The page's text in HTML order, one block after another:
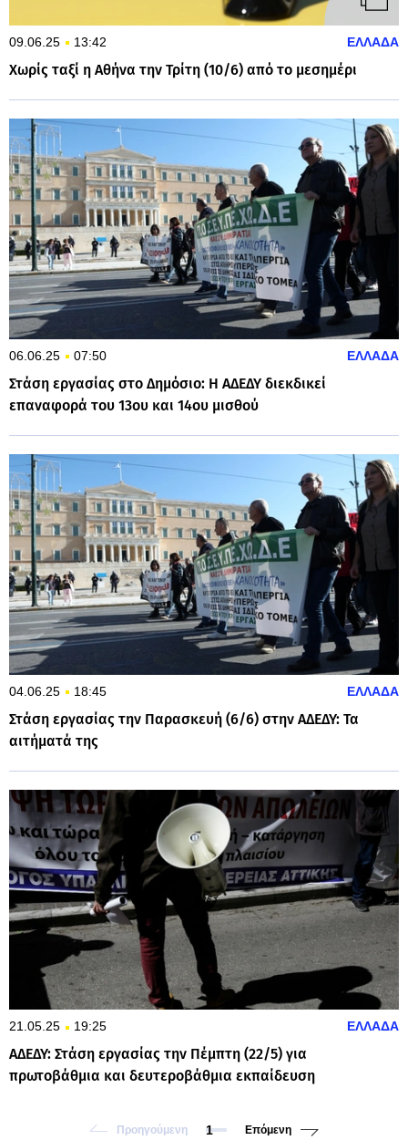
09.06.25 13:42 ΕΛΛΑΔΑ
Χωρίς ταξί η Αθήνα την Τρίτη (10/6) από το μεσημέρι
06.06.25 07:50 ΕΛΛΑΔΑ
Στάση εργασίας στο Δημόσιο: Η ΑΔΕΔΥ διεκδικεί
επαναφορά του 13ου και 14ου μισθού
04.06.25 18:45 ΕΛΛΑΔΑ
Στάση εργασίας την Παρασκευή (6/6) στην ΑΔΕΔΥ: Τα
αιτήματά της
21.05.25 19:25 ΕΛΛΑΔΑ
ΑΔΕΔΥ: Στάση εργασίας την Πέμπτη (22/5) για
πρωτοβάθμια και δευτεροβάθμια εκπαίδευση
Προηγούμενη 1 Επόμενη